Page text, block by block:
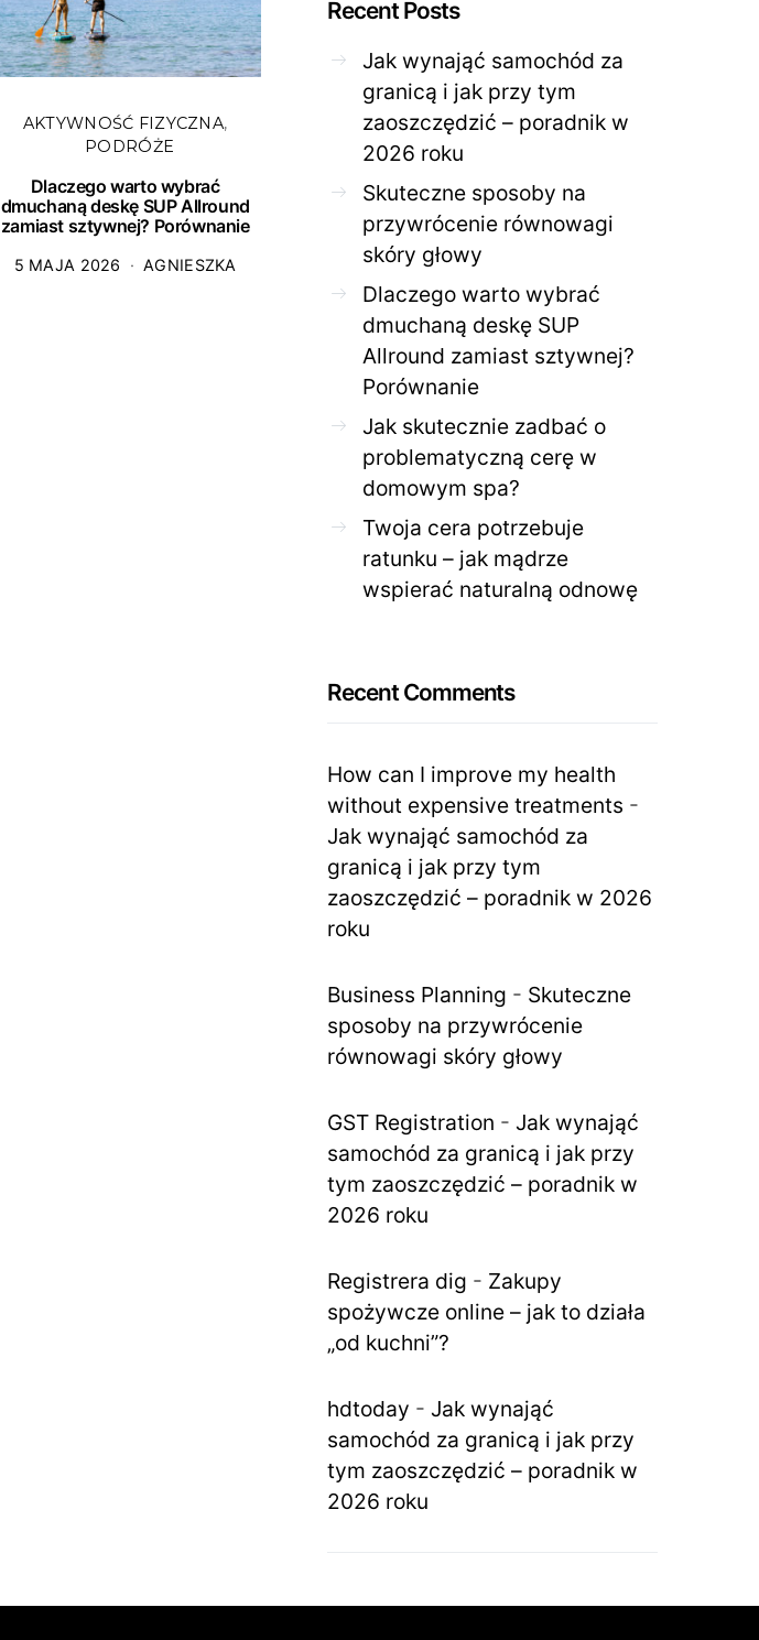
AKTYWNOŚĆ FIZYCZNA
PODRÓŻE
Dlaczego warto wybrać
dmuchaną deskę SUP Allround
zamiast sztywnej? Porównanie
5 MAJA 2026 AGNIESZKA
ZDROWE CIAŁO
Jak skutecznie zadbać o
problematyczną cerę w
domowym spa?
28 KWIETNIA 2026 27 KWIETNIA 2026
Recent Posts
Jak wynająć samochód za
granicą i jak przy tym
zaoszczędzić – poradnik w
2026 roku
Skuteczne sposoby na
przywrócenie równowagi
skóry głowy
Dlaczego warto wybrać
dmuchaną deskę SUP
Allround zamiast sztywnej?
Porównanie
Jak skutecznie zadbać o
problematyczną cerę w
domowym spa?
Twoja cera potrzebuje
ratunku – jak mądrze
wspierać naturalną odnowę
Recent Comments
How can I improve my health
without expensive treatments -
Jak wynająć samochód za
granicą i jak przy tym
zaoszczędzić – poradnik w 2026
roku
Business Planning - Skuteczne
sposoby na przywrócenie
równowagi skóry głowy
GST Registration - Jak wynająć
samochód za granicą i jak przy
tym zaoszczędzić – poradnik w
2026 roku
Registrera dig - Zakupy
spożywcze online – jak to działa
„od kuchni”?
hdtoday - Jak wynająć
samochód za granicą i jak przy
tym zaoszczędzić – poradnik w
2026 roku